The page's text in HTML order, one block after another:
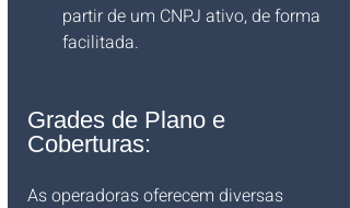
partir de um CNPJ ativo, de forma
facilitada.
Grades de Plano e
Coberturas:
As operadoras oferecem diversas